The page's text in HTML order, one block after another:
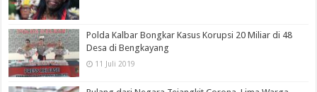
Polda Kalbar Bongkar Kasus Korupsi 20 Miliar di 48
Desa di Bengkayang
11 Juli 2019